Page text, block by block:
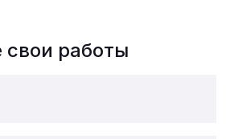
свои работы